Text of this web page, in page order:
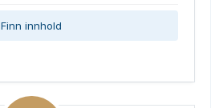
Finn innhold